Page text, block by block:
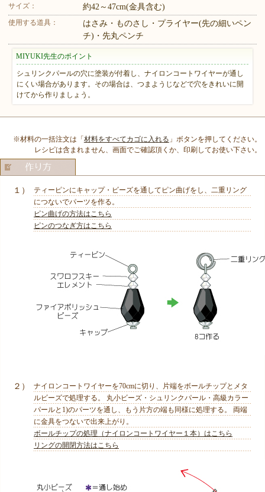
サイズ： 約42～47cm(金具含む)
使用する道具：
はさみ・ものさし・プライヤー(先の細いペン
チ)・先丸ペンチ
MIYUKI先生のポイント
シュリンクパールの穴に塗装が付着し、ナイロンコートワイヤーが通し
にくい場合があります。その場合は、つまようじなどで穴をきれいに開
けてから作りましょう。
※材料の一括注文は「材料をすべてカゴに入れる 」ボタンを押してください。
レシピは含まれません、画面でご確認頂くか、印刷してお使い下さい。
１）
ティーピンにキャップ・ビーズを通してピン曲げをし、二重リング
につないでパーツを作る。
ピン曲げの方法はこちら
ピンのつなぎ方はこちら
２）
ナイロンコートワイヤーを70cmに切り、片端をボールチップとメタ
ルビーズで処理する。 丸小ビーズ・シュリンクパール・高級カラー
パールと1)のパーツを通し、もう片方の端も同様に処理する。 両端
に金具をつないで出来上がり。
ボールチップの処理（ナイロンコートワイヤー１本）はこちら
リングの開閉方法はこちら